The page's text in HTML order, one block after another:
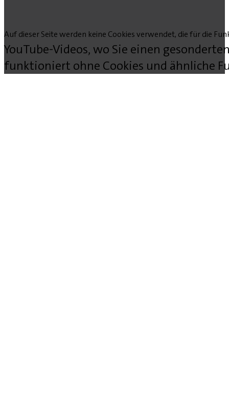
Auf dieser Seite werden keine Cookies verwendet, die für die
YouTube-Videos, wo Sie einen
funktioniert ohne Cookies und ähnliche